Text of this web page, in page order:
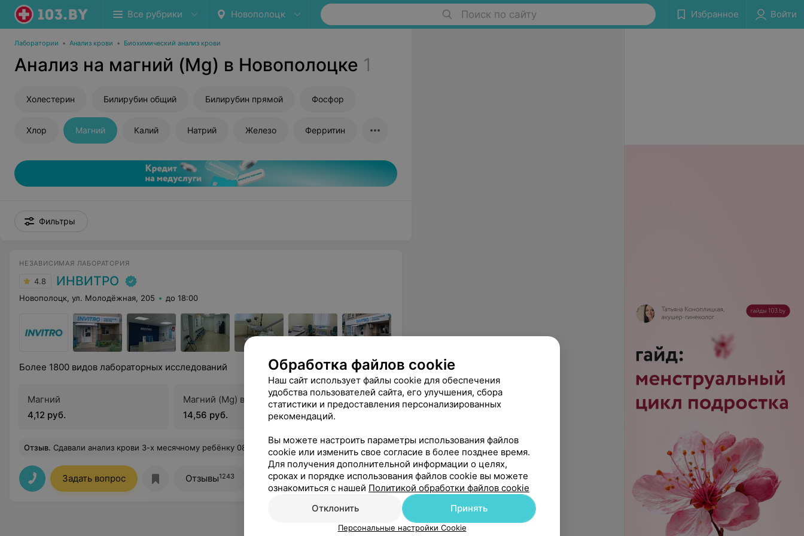
Все рубрики Новополоцк Поиск по сайту Избранное Войти
Лаборатории • Анализ крови • Биохимический анализ крови
Анализ на магний (Mg) в Новополоцке 1
Холестерин Билирубин общий Билирубин прямой Фосфор
Хлор Магний Калий Натрий Железо Ферритин
Фильтры
НЕЗАВИСИМАЯ ЛАБОРАТОРИЯ
4.8 ИНВИТРО
Новополоцк, ул. Молодёжная, 205 до 18:00
Более 1800 видов лабораторных исследований
Магний
4,12 руб.
Магний (Mg) в волосах
14,56 руб.
Все цены
Отзыв. Сдавали анализ крови 3-х месячному ребёнку 08.08.23. Огромную благодарность хочу выразить медицинской сестре и администратору ИНВИТРО по адресу: Новополоцк, ул. Молодёжная, 205, за профессионализм и доброжелательное отношение! Еще
Задать вопрос Отзывы1243 Все адреса
Обработка файлов cookie
Наш сайт использует файлы cookie для обеспечения
удобства пользователей сайта, его улучшения, сбора
статистики и предоставления персонализированных
рекомендаций.
Вы можете настроить параметры использования файлов
cookie или изменить свое согласие в более позднее время.
Для получения дополнительной информации о целях,
сроках и порядке использования файлов cookie вы можете
ознакомиться с нашей Политикой обработки файлов cookie
Отклонить
Принять
Персональные настройки Cookie